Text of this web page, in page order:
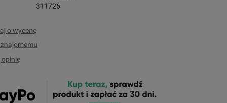
311726
o wycenę